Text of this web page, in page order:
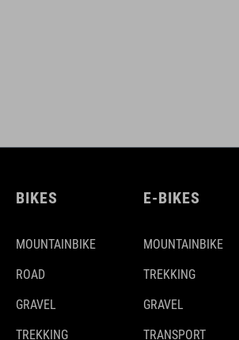
BIKES
MOUNTAINBIKE
ROAD
GRAVEL
TREKKING
E-BIKES
MOUNTAINBIKE
TREKKING
GRAVEL
TRANSPORT